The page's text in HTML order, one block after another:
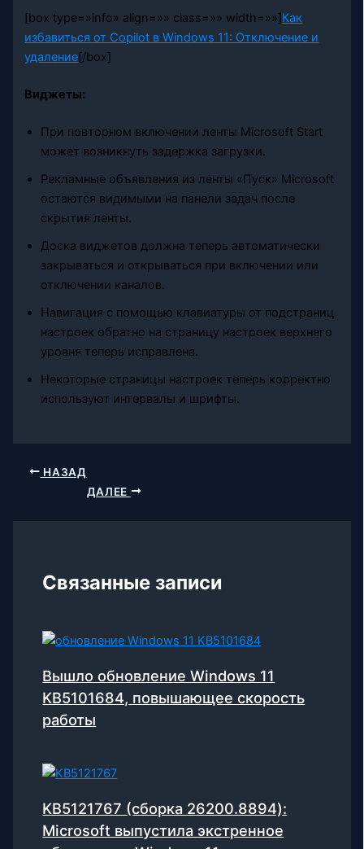
[box type=»info» align=»» class=»» width=»»]Как
избавиться от Copilot в Windows 11: Отключение и
удаление[/box]
Виджеты:
При повторном включении ленты Microsoft Start
может возникнуть задержка загрузки.
Рекламные объявления из ленты «Пуск» Microsoft
остаются видимыми на панели задач после
скрытия ленты.
Доска виджетов должна теперь автоматически
закрываться и открываться при включении или
отключении каналов.
Навигация с помощью клавиатуры от подстраниц
настроек обратно на страницу настроек верхнего
уровня теперь исправлена.
Некоторые страницы настроек теперь корректно
используют интервалы и шрифты.
НАЗАД
ДАЛЕЕ
Связанные записи
Вышло обновление Windows 11
KB5101684, повышающее скорость
работы
KB5121767 (сборка 26200.8894):
Microsoft выпустила экстренное